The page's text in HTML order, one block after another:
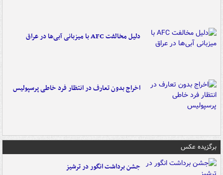
دلیل مخالفت AFC با میزبانی آبی‌ها در عراق
اخراج بدون تعارف در انتظار فرد خاطی پرسپولیس
برگزیده عکس
جشن برداشت انگور در ترشیز